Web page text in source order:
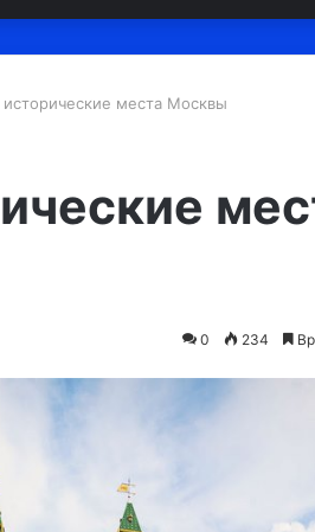
исторические места Москвы
0 234
Утконос